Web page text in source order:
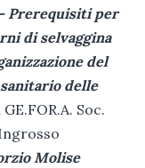
Prerequisiti per
di selvaggina
del
delle
GE.FOR.A. Soc.
Molise